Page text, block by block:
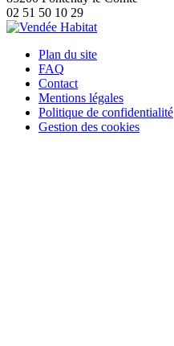
02 51 50 10 29
Plan du site
FAQ
Contact
Mentions légales
Politique de confidentialité
Gestion des cookies